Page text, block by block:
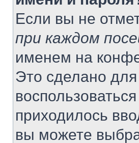
Если вы не
при каждом
именем на
Это сделано для
приходилось
вы можете